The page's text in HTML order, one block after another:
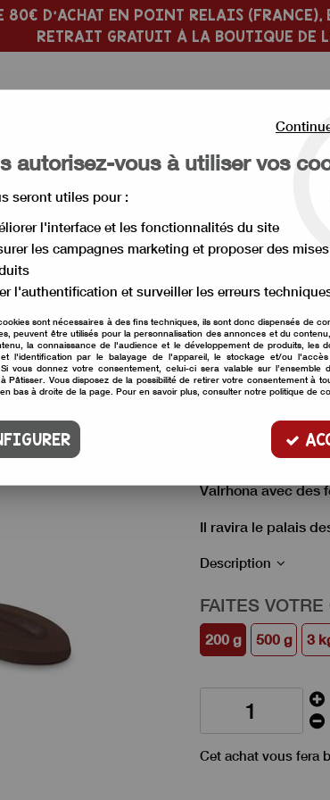
D'ACHAT EN POINT RELAIS
RETRAIT GRATUIT À LA BOUTIQUE DE
Chocolat noir pâtissier >Chocolat noir Araguani
Chocolat
Soyez le premier
€ TTC
Chocolat noir à
Valrhona avec des
Il ravira le palais
Description
FAITES VOTRE
200 g 500 g 3
Cet achat vous fera
autorisez-vous à utiliser vos
seront utiles pour :
l'interface et les fonctionnalités du site
les campagnes marketing et proposer des
l'authentification et surveiller les erreurs
sont nécessaires à des fins techniques, ils sont donc dispensés de
peuvent être utilisés pour la personnalisation des annonces et du
la connaissance de l'audience et le développement de produits, les
l'identification par le balayage de l'appareil, le stockage et/ou
vous donnez votre consentement, celui-ci sera valable sur l’ensemble
Pâtisser. Vous disposez de la possibilité de retirer votre consentement à
bas à droite de la page. Pour en savoir plus, consulter notre politique de